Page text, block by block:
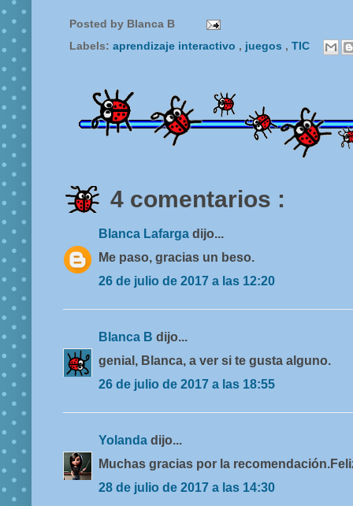
Posted by Blanca B
Labels: aprendizaje interactivo , juegos , TIC
4 comentarios :
Blanca Lafarga dijo...
Me paso, gracias un beso.
26 de julio de 2017 a las 12:20
Blanca B dijo...
genial, Blanca, a ver si te gusta alguno.
26 de julio de 2017 a las 18:55
Yolanda dijo...
Muchas gracias por la
28 de julio de 2017 a las 14:30